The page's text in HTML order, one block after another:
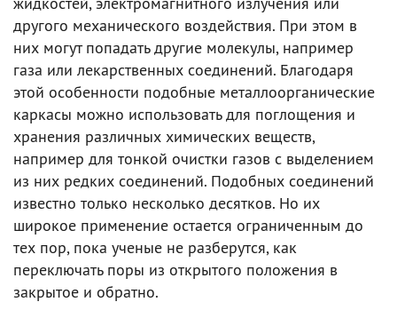
другого механического воздействия. При этом в
них могут попадать другие молекулы, например
газа или лекарственных соединений. Благодаря
этой особенности подобные металлоорганические
каркасы можно использовать для поглощения и
хранения различных химических веществ,
например для тонкой очистки газов с выделением
из них редких соединений. Подобных соединений
известно только несколько десятков. Но их
широкое применение остается ограниченным до
тех пор, пока ученые не разберутся, как
переключать поры из открытого положения в
закрытое и обратно.